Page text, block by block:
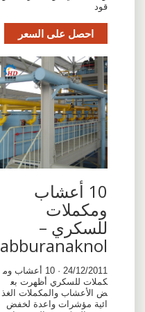
قود
احصل على السعر
10 أعشاب
ومكملات
للسكري –
abburanaknol
24/12/2011 · 10 أعشاب وم
كملات للسكري أظهرت بع
ض الأعشاب والمكملات الغذ
ائية مؤشرات واعدة لخفض